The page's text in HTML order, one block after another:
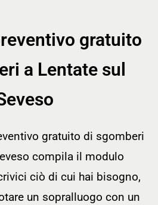
gratuito
a Lentate sul
gratuito di sgomberi
compila il modulo
ciò di cui hai bisogno,
un sopralluogo con un